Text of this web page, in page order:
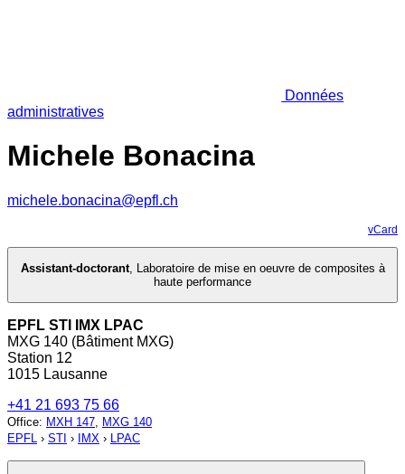
Données
administratives
Michele Bonacina
michele.bonacina@epfl.ch
vCard
Assistant-doctorant, Laboratoire de mise en oeuvre de composites à
haute performance
EPFL STI IMX LPAC
MXG 140 (Bâtiment MXG)
Station 12
1015 Lausanne
+41 21 693 75 66
Office: MXH 147, MXG 140
EPFL › STI › IMX › LPAC